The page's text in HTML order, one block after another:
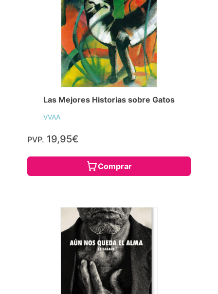
Las Mejores Historias sobre Gatos
VVAA
PVP. 19,95€
Comprar